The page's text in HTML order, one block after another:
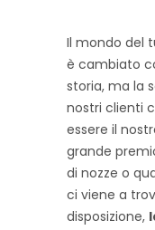
Il mondo del
è cambiato
storia, ma la
nostri clienti
essere il
grande
di nozze o
ci viene a
disposizione,